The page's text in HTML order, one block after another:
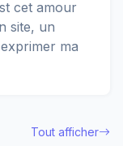
cet amour
site, un
ma
Tout afficher